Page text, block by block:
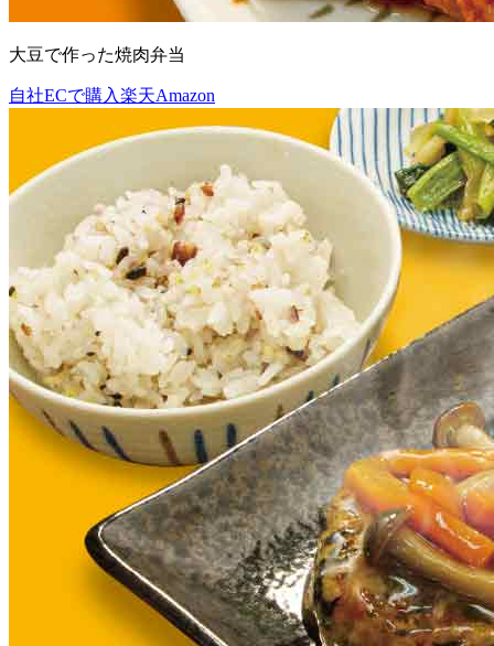
大豆で作った焼⾁弁当
自社ECで購入楽天Amazon